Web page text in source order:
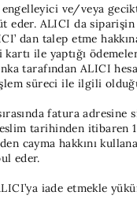
ve/veya
ALICI da
dan talep etme
ile yaptığı
tarafından ALICI
süreci ile ilgili
fatura
tarihinden itibaren
hakkını
eder.
iade etmekle